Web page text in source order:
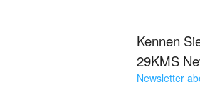
Kennen
29KMS
Newsletter